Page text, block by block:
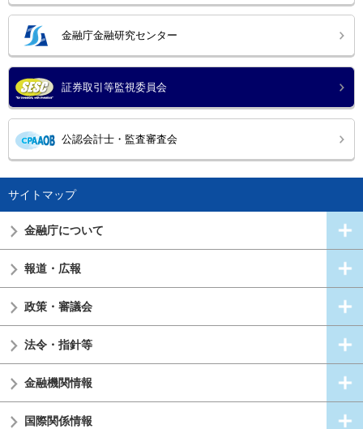
金融庁金融研究センター
証券取引等監視委員会
公認会計士・監査審査会
サイトマップ
金融庁について
報道・広報
政策・審議会
法令・指針等
金融機関情報
国際関係情報